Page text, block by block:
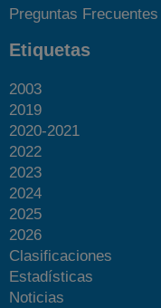
Preguntas Frecuentes
Etiquetas
2003
2019
2020-2021
2022
2023
2024
2025
2026
Clasificaciones
Estadísticas
Noticias